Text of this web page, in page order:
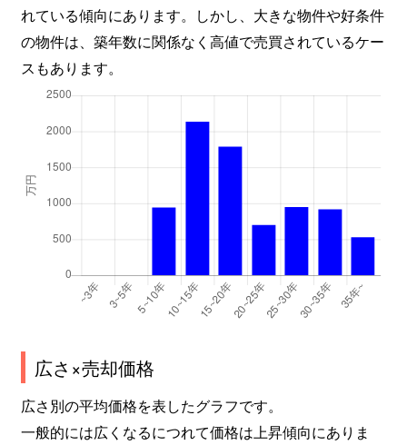
れている傾向にあります。しかし、大きな物件や好条件
の物件は、築年数に関係なく高値で売買されているケー
スもあります。
広さ×売却価格
広さ別の平均価格を表したグラフです。
一般的には広くなるにつれて価格は上昇傾向にありま